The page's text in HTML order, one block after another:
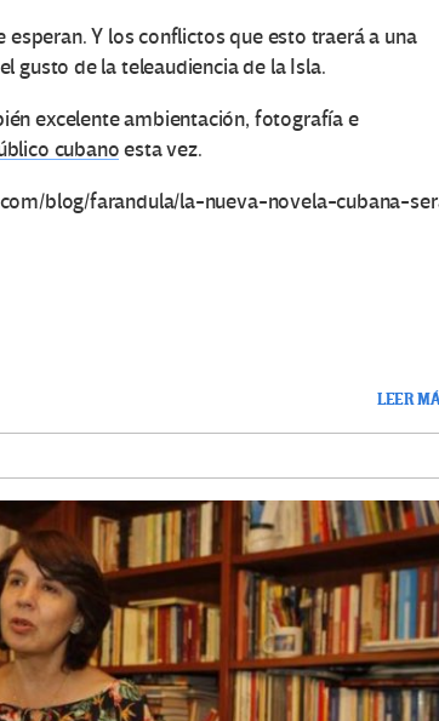
Y los conflictos que esto traerá a una
gusto de la teleaudiencia de la Isla.
excelente ambientación, fotografía e
cubanoesta vez.
blog/farandula/la-nueva-novela-cubana-
LEER